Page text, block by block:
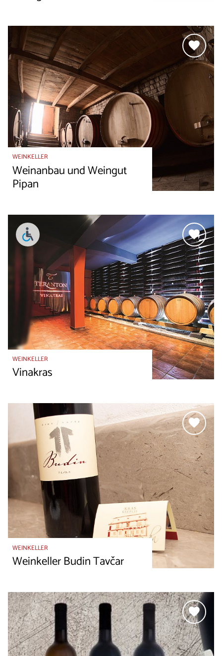
WEINKELLER
Weinanbau und Weingut
Pipan
WEINKELLER
Vinakras
WEINKELLER
Weinkeller Budin Tavčar